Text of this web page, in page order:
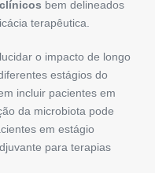
bem delineados
terapêutica.
o impacto de longo
estágios do
incluir pacientes em
da microbiota pode
em estágio
para terapias